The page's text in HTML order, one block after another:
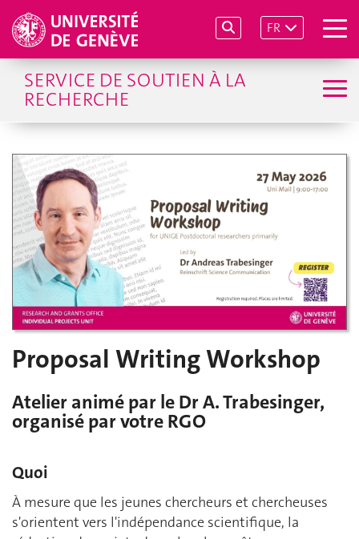
FR
SERVICE DE SOUTIEN À LA
RECHERCHE
Proposal Writing Workshop
Atelier animé par le Dr A. Trabesinger,
organisé par votre RGO
Quoi
À mesure que les jeunes chercheurs et chercheuses
s'orientent vers l'indépendance scientifique, la